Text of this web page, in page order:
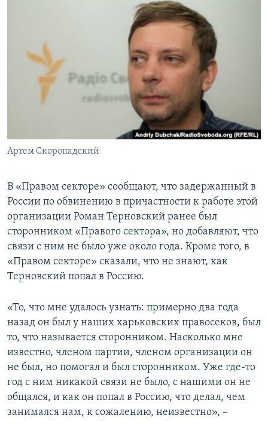
ПРОПАВШИЕ БЕЗ ВЕСТИ
ПОБЕДИТЕЛЕЙ НЕ СУДЯТ?
КРЫМ.НЕПОКОРЕННЫЙ
УКРАИНСКАЯ ПРОБЛЕМА КРЫМА
ПРИСОЕДИНЯЙТЕСЬ!
Все сайты RFE/RL
Артем Скоропадский
В «Правом секторе» сообщают, что задержанный в
России по обвинению в причастности к работе этой
организации Роман Терновский ранее был
сторонником «Правого сектора», но добавляют, что
связи с ним не было уже около года. Кроме того, в
«Правом секторе» сказали, что не знают, как
Терновский попал в Россию.
«То, что мне удалось узнать: примерно два года
назад он был у наших харьковских правосеков, был
то, что называется сторонником. Насколько мне
известно, членом партии, членом организации он
не был, но помогал и был сторонником. Уже где-то
год с ним никакой связи не было, с нашими он не
общался, и как он попал в Россию, что делал, чем
занимался нам, к сожалению, неизвестно», –